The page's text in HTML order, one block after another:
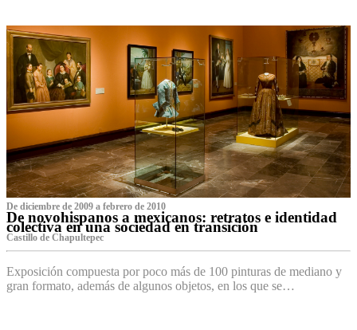
De diciembre de 2009 a febrero de 2010
De novohispanos a mexicanos: retratos e identidad
colectiva en una sociedad en transición
Castillo de Chapultepec
Exposición compuesta por poco más de 100 pinturas de mediano y
gran formato, además de algunos objetos, en los que se…